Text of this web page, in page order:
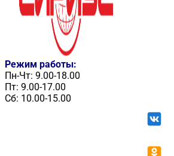
Режим работы:
Пн-Чт: 9.00-18.00
Пт: 9.00-17.00
Сб: 10.00-15.00